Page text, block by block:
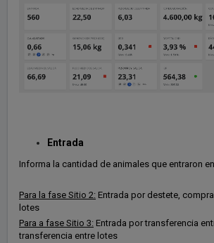
Entrada
Informa la cantidad de animales que entraron
Para la fase Sitio 2: Entrada por destete,
lotes
Para a fase Sitio 3: Entrada por transferencia
transferencia entre lotes